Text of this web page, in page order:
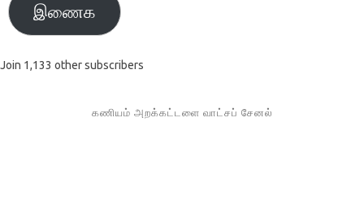
இணைக
Join 1,133 other subscribers
கணியம் அறக்கட்டளை வாட்சப் சேனல்